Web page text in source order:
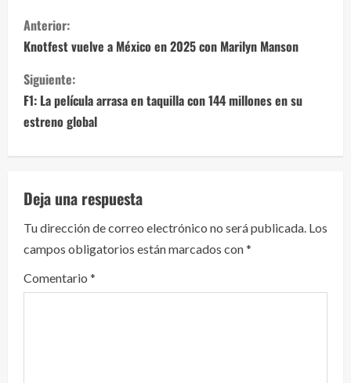
S
i
g
u
e
l
e
y
e
Anterior:
Knotfest vuelve a México en 2025 con Marilyn Manson
Siguiente:
F1: La película arrasa en taquilla con 144 millones en su
estreno global
Deja una respuesta
Tu dirección de correo electrónico no será publicada. Los
campos obligatorios están marcados con*
Comentario *